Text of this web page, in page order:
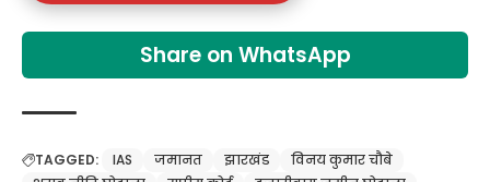
Share on WhatsApp
TAGGED: IAS जमानत झारखंड
विनय कुमार चौबे